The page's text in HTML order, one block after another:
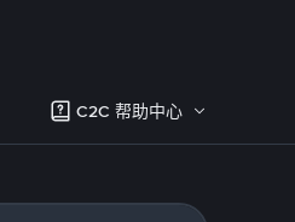
C2C 帮助中心